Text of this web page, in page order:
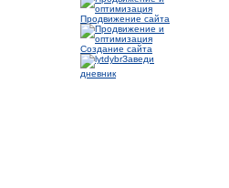
Продвижение сайта
Создание сайта
Заведи
дневник